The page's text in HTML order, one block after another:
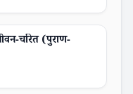
चरित (पुराण-